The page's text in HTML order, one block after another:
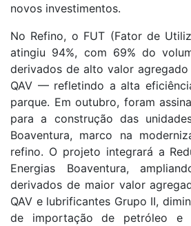
novos investimentos.
No Refino, o FUT (Fator de
atingiu 94%, com 69% do
derivados de alto valor
QAV — refletindo a alta
parque. Em outubro, foram
para a construção das
Boaventura, marco na
refino. O projeto integrará a
Energias Boaventura,
derivados de maior valor
QAV e lubrificantes Grupo II,
de importação de petróleo e